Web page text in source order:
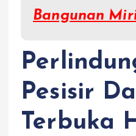
Bangunan
Pesisir
Terbuka